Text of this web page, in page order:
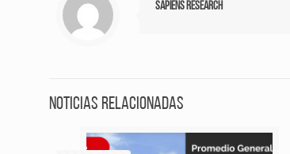
Sapiens Research
Noticias relacionadas